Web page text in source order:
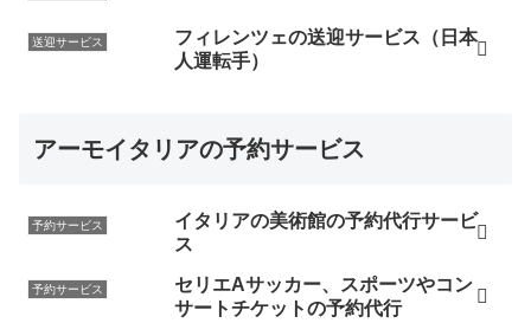
送迎サービス
フィレンツェの送迎サービス（日本
人運転手）
アーモイタリアの予約サービス
予約サービス
イタリアの美術館の予約代行サービ
ス
予約サービス
セリエAサッカー、スポーツやコン
サートチケットの予約代行